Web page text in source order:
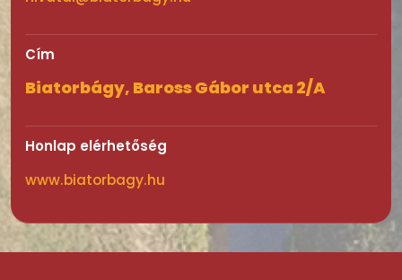
Cím
Biatorbágy, Baross Gábor utca 2/A
Honlap elérhetőség
www.biatorbagy.hu